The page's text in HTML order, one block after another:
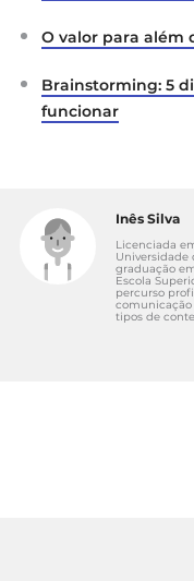
O valor para além
Brainstorming: 5
funcionar
Inês Silva
Licenciada
Universidade
graduação
Escola
percurso
comunicação
tipos de